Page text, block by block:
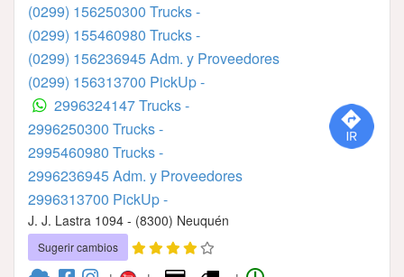
(0299) 156250300 Trucks -
(0299) 155460980 Trucks -
(0299) 156236945 Adm. y Proveedores
(0299) 156313700 PickUp -
2996324147 Trucks -
2996250300 Trucks -
2995460980 Trucks -
2996236945 Adm. y Proveedores
2996313700 PickUp -
J. J. Lastra 1094 - (8300) Neuquén
Sugerir cambios